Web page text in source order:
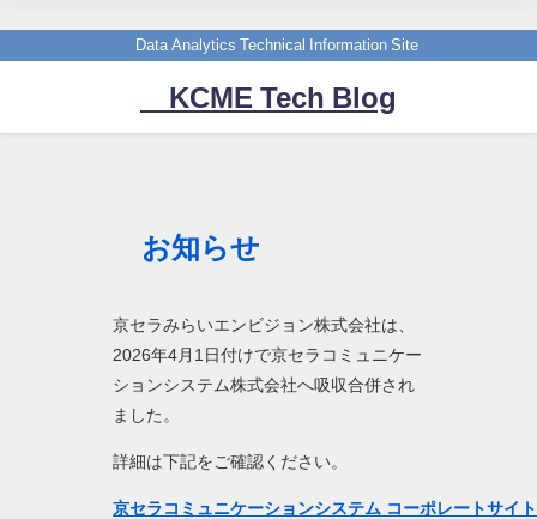
Data Analytics Technical Information Site
KCME Tech Blog
お知らせ
京セラみらいエンビジョン株式会社は、
2026年4月1日付けで京セラコミュニケー
ションシステム株式会社へ吸収合併され
ました。
詳細は下記をご確認ください。
京セラコミュニケーションシステム コーポレートサイ